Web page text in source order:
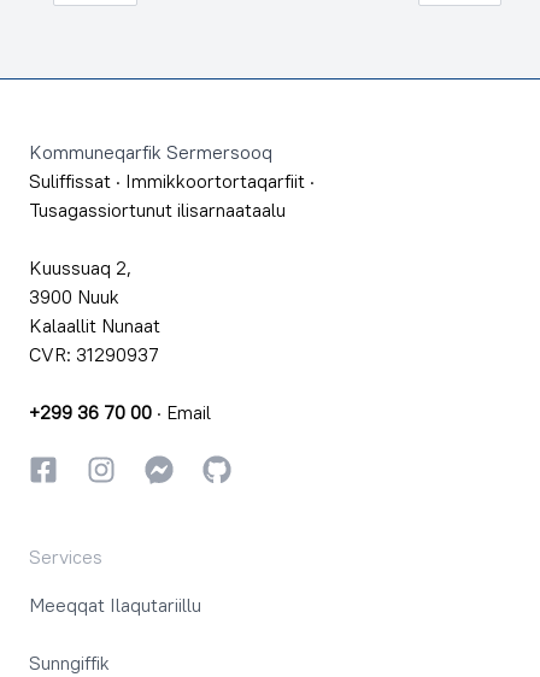
Kommuneqarfik Sermersooq
Suliffissat · Immikkoortortaqarfiit ·
Tusagassiortunut ilisarnaataalu
Kuussuaq 2,
3900 Nuuk
Kalaallit Nunaat
CVR: 31290937
+299 36 70 00 · Email
FacebookkiInstagrammiInstagrammi
GitHub
Services
Meeqqat Ilaqutariillu
Sunngiffik